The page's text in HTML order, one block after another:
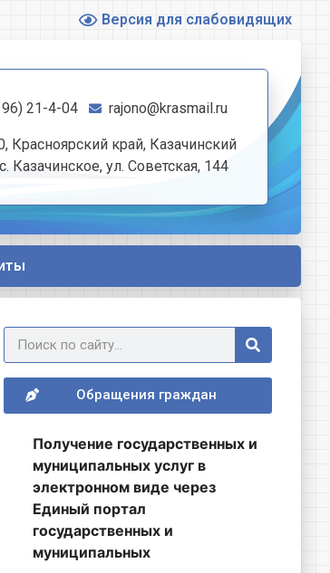
Версия для слабовидящих
21-4-04 rajono@krasmail.ru
Красноярский край, Казачинский
Казачинское, ул. Советская, 144
Обращения граждан
Получение государственных и
муниципальных услуг в
электронном виде через
Единый портал
государственных и
муниципальных